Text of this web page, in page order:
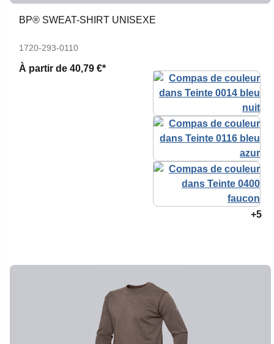
BP® SWEAT-SHIRT UNISEXE
1720-293-0110
À partir de 40,79 €*
+5